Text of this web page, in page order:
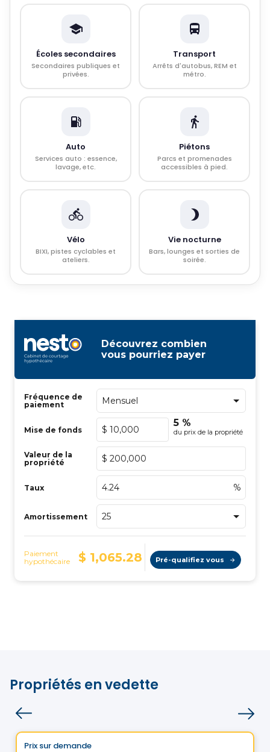
Écoles secondaires
Secondaires publiques et
privées.
Transport
Arrêts d'autobus, REM et
métro.
Auto
Services auto : essence,
lavage, etc.
Piétons
Parcs et promenades
accessibles à pied.
Vélo
BIXI, pistes cyclables et
ateliers.
Vie nocturne
Bars, lounges et sorties de
soirée.
Propriétés en vedette
100% Vendu
Condo
Prix sur demande